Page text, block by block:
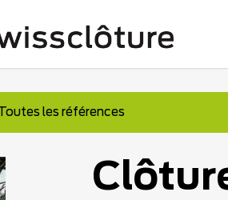
les références